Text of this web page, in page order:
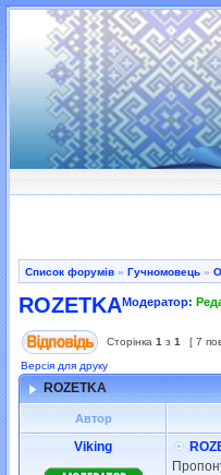
Список форумів » Гучномовець »
ROZETKAМодератор:
Сторінка 1 з 1
[ 7
Версія для друку
ROZETKA
Автор
Viking